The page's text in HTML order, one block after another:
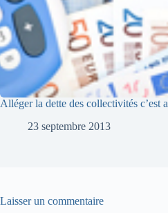
Alléger la dette des collectivités c’est
23 septembre 2013
Laisser un commentaire